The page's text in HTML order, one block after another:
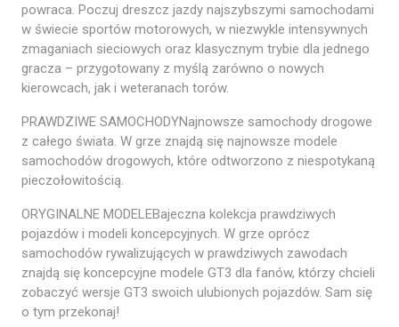
powraca. Poczuj dreszcz jazdy najszybszymi samochodami
w świecie sportów motorowych, w niezwykle intensywnych
zmaganiach sieciowych oraz klasycznym trybie dla jednego
gracza – przygotowany z myślą zarówno o nowych
kierowcach, jak i weteranach torów.
PRAWDZIWE SAMOCHODYNajnowsze samochody drogowe
z całego świata. W grze znajdą się najnowsze modele
samochodów drogowych, które odtworzono z niespotykaną
pieczołowitością.
ORYGINALNE MODELEBajeczna kolekcja prawdziwych
pojazdów i modeli koncepcyjnych. W grze oprócz
samochodów rywalizujących w prawdziwych zawodach
znajdą się koncepcyjne modele GT3 dla fanów, którzy chcieli
zobaczyć wersje GT3 swoich ulubionych pojazdów. Sam się
o tym przekonaj!